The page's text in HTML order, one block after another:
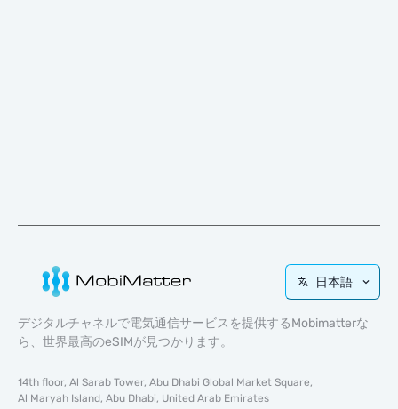
日本語
デジタルチャネルで電気通信サービスを提供するMobimatterな
ら、世界最高のeSIMが見つかります。
14th floor, Al Sarab Tower, Abu Dhabi Global Market Square,
Al Maryah Island, Abu Dhabi, United Arab Emirates